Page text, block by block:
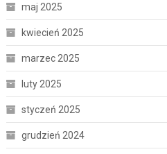
maj 2025
kwiecień 2025
marzec 2025
luty 2025
styczeń 2025
grudzień 2024